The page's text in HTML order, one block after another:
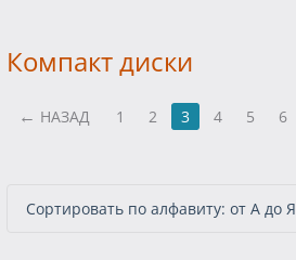
Компакт диски
НАЗАД 1 2 3 4 5 6
Сортировать по алфавиту: от А до Я